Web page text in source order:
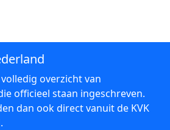
overzicht van
officieel staan ingeschreven.
dan ook direct vanuit de KVK